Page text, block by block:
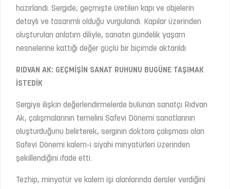
hazırlandı. Sergide; geçmişte üretilen kapı ve objelerin
detaylı ve tasarımlı olduğu vurgulandı. Kapılar üzerinden
oluşturulan anlatım diliyle, sanatın gündelik yaşam
nesnelerine kattığı değer güçlü bir biçimde aktarıldı.
RIDVAN AK: GEÇMİŞİN SANAT RUHUNU BUGÜNE TAŞIMAK
İSTEDİK
Sergiye ilişkin değerlendirmelerde bulunan sanatçı Rıdvan
Ak, çalışmalarının temelini Safevi Dönemi sanatlarının
oluşturduğunu belirterek, serginin doktora çalışması olan
Safevi Dönemi kalem-i siyahi minyatürleri üzerinden
şekillendiğini ifade etti.
Tezhip, minyatür ve kalem işi alanlarında dersler verdiğini